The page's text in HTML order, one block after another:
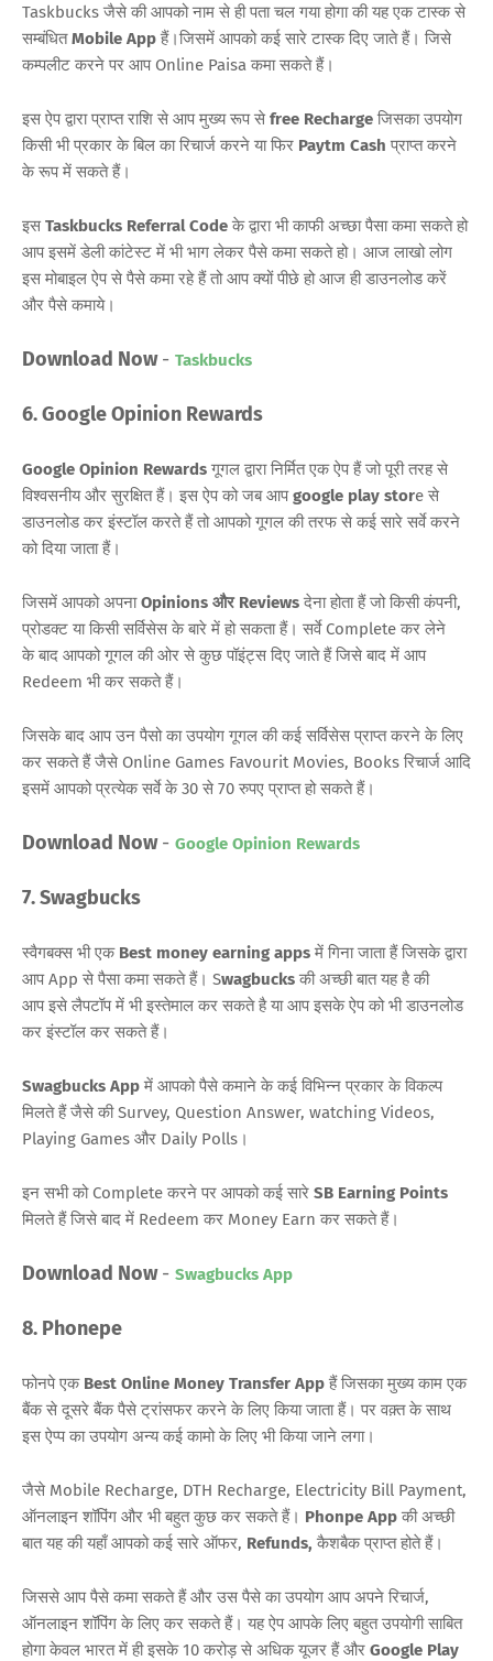
Taskbucks जैसे की आपको नाम से ही पता चल गया होगा की यह एक टास्क से
सम्बंधितMobile App हैं।जिसमें आपको कई सारे टास्क दिए जाते हैं। जिसे
कम्पलीट करने पर आप Online Paisa कमा सकते हैं।
इस ऐप द्वारा प्राप्त राशि से आप मुख्य रूप से free Recharge जिसका उपयोग
किसी भी प्रकार के बिल का रिचार्ज करने या फिर Paytm Cash प्राप्त करने
के रूप में सकते हैं।
इस Taskbucks Referral Code के द्वारा भी काफी अच्छा पैसा कमा सकते हो
आप इसमें डेली कांटेस्ट में भी भाग लेकर पैसे कमा सकते हो। आज लाखो लोग
इस मोबाइल ऐप से पैसे कमा रहे हैं तो आप क्यों पीछे हो आज ही डाउनलोड करें
और पैसे कमाये।
Download Now- Taskbucks
6. Google Opinion Rewards
Google Opinion Rewards गूगल द्वारा निर्मित एक ऐप हैं जो पूरी तरह से
विश्वसनीय और सुरक्षित हैं। इस ऐप को जब आपgoogle play store से
डाउनलोड कर इंस्टॉल करते हैं तो आपको गूगल की तरफ से कई सारे सर्वे करने
को दिया जाता हैं।
जिसमें आपको अपनाOpinions और Reviews देना होता हैं जो किसी कंपनी,
प्रोडक्ट या किसी सर्विसेस के बारे में हो सकता हैं। सर्वे Complete कर लेने
के बाद आपको गूगल की ओर से कुछ पॉइंट्स दिए जाते हैं जिसे बाद में आप
Redeem भी कर सकते हैं।
जिसके बाद आप उन पैसो का उपयोग गूगल की कई सर्विसेस प्राप्त करने के लिए
कर सकते हैं जैसे Online Games Favourit Movies, Books रिचार्ज आदि
इसमें आपको प्रत्येक सर्वे के 30 से 70 रुपए प्राप्त हो सकते हैं।
Download Now- Google Opinion Rewards
7. Swagbucks
स्वैगबक्स भी एक Best money earning apps में गिना जाता हैं जिसके द्वारा
आप App से पैसा कमा सकते हैं। Swagbucks की अच्छी बात यह है की
आप इसे लैपटॉप में भी इस्तेमाल कर सकते है या आप इसके ऐप को भी डाउनलोड
कर इंस्टॉल कर सकते हैं।
Swagbucks App में आपको पैसे कमाने के कई विभिन्न प्रकार के विकल्प
मिलते हैं जैसे की Survey, Question Answer, watching Videos,
Playing Games और Daily Polls।
इन सभी को Complete करने पर आपको कई सारे SB Earning Points
मिलते हैं जिसे बाद में Redeem कर Money Earn कर सकते हैं।
Download Now- Swagbucks App
8. Phonepe
फोनपे एक Best Online Money Transfer App हैं जिसका मुख्य काम एक
बैंक से दूसरे बैंक पैसे ट्रांसफर करने के लिए किया जाता हैं। पर वक़्त के साथ
इस ऐप्प का उपयोग अन्य कई कामो के लिए भी किया जाने लगा।
जैसे Mobile Recharge, DTH Recharge, Electricity Bill Payment,
ऑनलाइन शॉपिंग और भी बहुत कुछ कर सकते हैं। Phonpe App की अच्छी
बात यह की यहाँ आपको कई सारे ऑफर, Refunds, कैशबैक प्राप्त होते हैं।
जिससे आप पैसे कमा सकते हैं और उस पैसे का उपयोग आप अपने रिचार्ज,
ऑनलाइन शॉपिंग के लिए कर सकते हैं। यह ऐप आपके लिए बहुत उपयोगी साबित
होगा केवल भारत में ही इसके 10 करोड़ से अधिक यूजर हैं और Google Play